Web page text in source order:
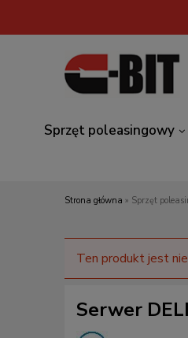
Sprzęt poleasingowy
Strona główna » Sprzęt
Ten produkt jest
Serwer